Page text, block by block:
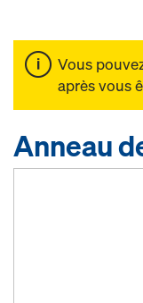
Vous
après vous
Anneau